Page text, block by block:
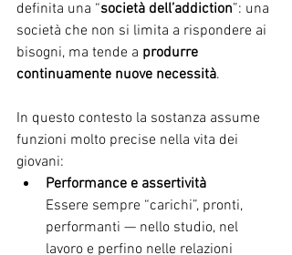
definita una “società dell’addiction”: una
società che non si limita a rispondere ai
bisogni, ma tende a produrre
continuamente nuove necessità.
In questo contesto la sostanza assume
funzioni molto precise nella vita dei
giovani:
Performance e assertività
Essere sempre “carichi”, pronti,
performanti — nello studio, nel
lavoro e perfino nelle relazioni